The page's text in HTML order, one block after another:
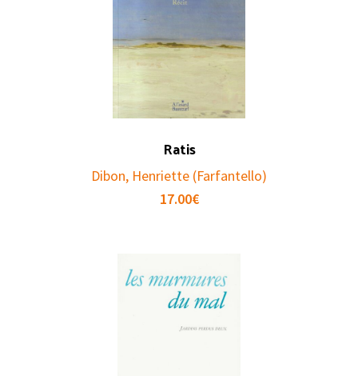
Ratis
Dibon, Henriette (Farfantello)
17.00€